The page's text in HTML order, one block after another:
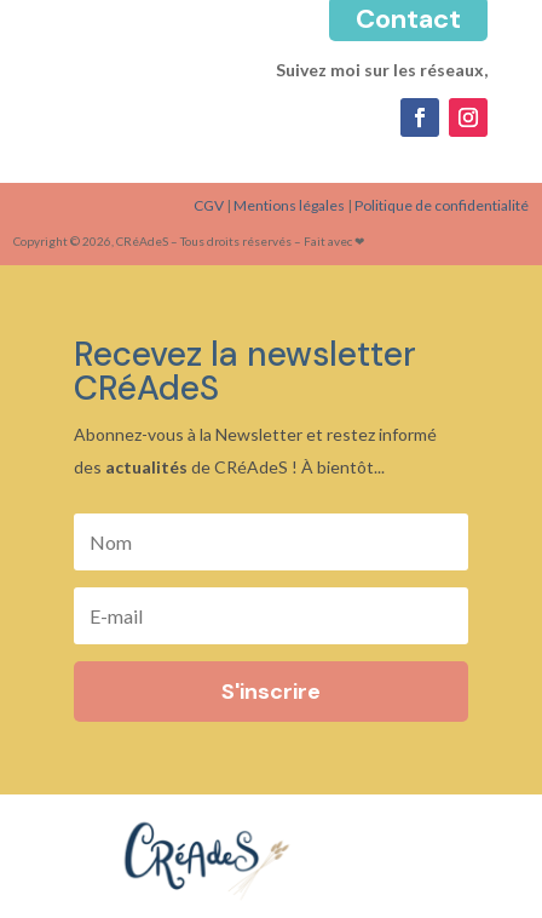
Contact
Suivez moi sur les réseaux,
CGV| Mentions légales | Politique de confidentialité
Copyright © 2026, CRéAdeS – Tous droits réservés – Fait avec ❤
Recevez la newsletter
CRéAdeS
Abonnez-vous à la Newsletter et restez informé
des actualités de CRéAdeS ! À bientôt...
S'inscrire